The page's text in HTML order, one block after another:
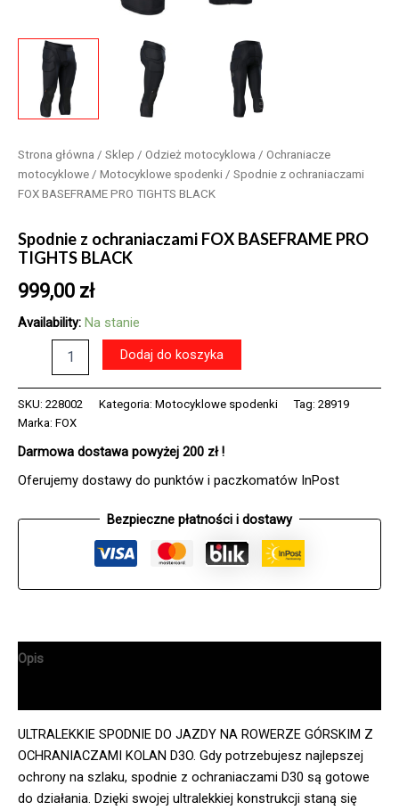
Strona główna / Sklep / Odzież motocyklowa / Ochraniacze
motocyklowe / Motocyklowe spodenki / Spodnie z ochraniaczami
FOX BASEFRAME PRO TIGHTS BLACK
Spodnie z ochraniaczami FOX BASEFRAME PRO
TIGHTS BLACK
999,00 zł
Availability: Na stanie
ochraniaczami
FOX
PRO
TIGHTS
BLACK
Dodaj do koszyka
SKU: 228002 Kategoria: Motocyklowe spodenki Tag: 28919
Marka: FOX
Darmowa dostawa powyżej 200 zł !
Oferujemy dostawy do punktów i paczkomatów InPost
Bezpieczne płatności i dostawy
Opis
ULTRALEKKIE SPODNIE DO JAZDY NA ROWERZE GÓRSKIM Z
OCHRANIACZAMI KOLAN D3O. Gdy potrzebujesz najlepszej
ochrony na szlaku, spodnie z ochraniaczami D30 są gotowe
do działania. Dzięki swojej ultralekkiej konstrukcji staną się